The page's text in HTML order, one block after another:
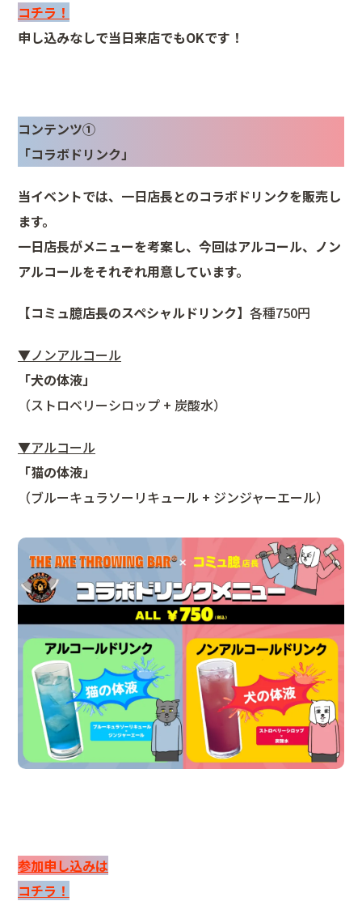
コチラ！
申し込みなしで当日来店でもOKです！
コンテンツ①
「コラボドリンク」
当イベントでは、一日店長とのコラボドリンクを販売し
ます。
一日店長がメニューを考案し、今回はアルコール、ノン
アルコールをそれぞれ用意しています。
【コミュ臆店長のスペシャルドリンク】 各種750円
▼ノンアルコール
「犬の体液」
（ストロベリーシロップ + 炭酸水）
▼アルコール
「猫の体液」
（ブルーキュラソーリキュール + ジンジャーエール）
参加申し込みは
コチラ！